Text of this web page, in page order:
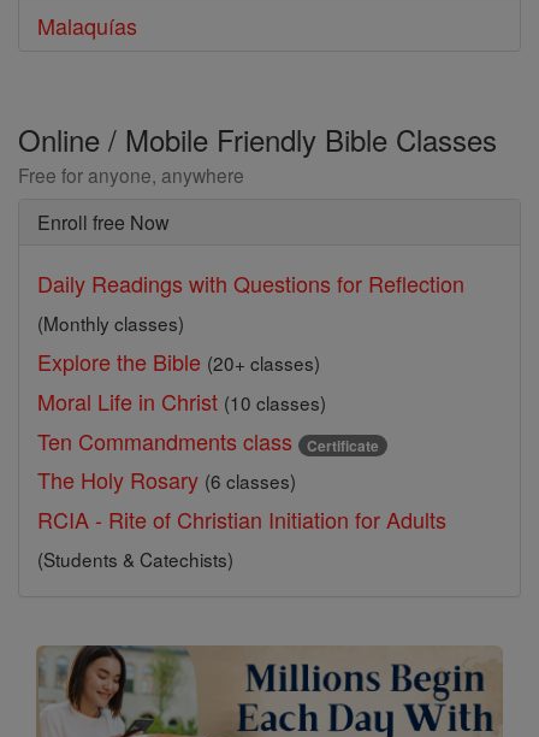
Malaquías
Online / Mobile Friendly Bible Classes
Free for anyone, anywhere
Enroll free Now
Daily Readings with Questions for Reflection
(Monthly classes)
Explore the Bible (20+ classes)
Moral Life in Christ (10 classes)
Ten Commandments class Certificate
The Holy Rosary (6 classes)
RCIA - Rite of Christian Initiation for Adults
(Students & Catechists)